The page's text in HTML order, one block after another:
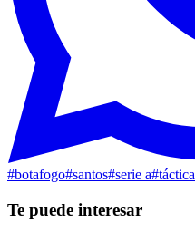
#botafogo#santos#serie a#táctica
Te puede interesar